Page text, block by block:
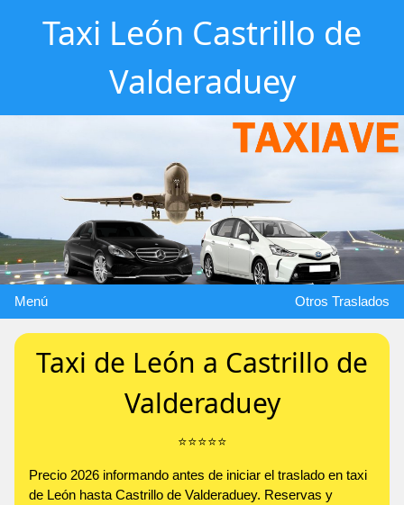
Taxi León Castrillo de
Valderaduey
Menú Otros Traslados
Taxi de León a Castrillo de
Valderaduey
⭐️⭐️⭐️⭐️⭐️
Precio 2026 informando antes de iniciar el traslado en taxi
de León hasta Castrillo de Valderaduey. Reservas y